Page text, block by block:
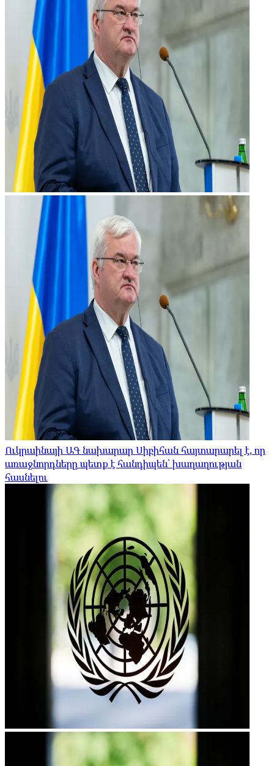
Ուկրաինայի ԱԳ նախարար Սիբիհան հայտարարել է, որ
առաջնորդները պետք է հանդիպեն՝ խաղաղության
հասնելու